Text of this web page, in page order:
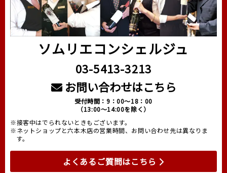
ソムリエコンシェルジュ
03-5413-3213
お問い合わせはこちら
受付時間：9：00～18：00
（13:00～14:00を除く）
※接客中はでられないときもございます。
※ネットショップと六本木店の営業時間、お問い合わせ先は異なりま
す。
よくあるご質問はこちら